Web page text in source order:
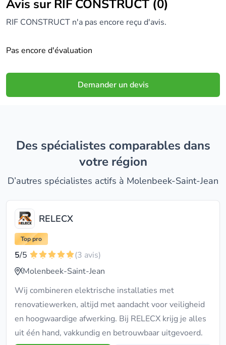
Avis sur RIF CONSTRUCT (0)
RIF CONSTRUCT n'a pas encore reçu d'avis.
Pas encore d'évaluation
Demander un devis
Des spécialistes comparables dans
votre région
D’autres spécialistes actifs à Molenbeek-Saint-Jean
RELECX
Top pro
5/5
(3 avis)
Molenbeek-Saint-Jean
Wij combineren elektrische installaties met
renovatiewerken, altijd met aandacht voor veiligheid
en hoogwaardige afwerking. Bij RELECX krijg je alles
uit één hand, vakkundig en betrouwbaar uitgevoerd.